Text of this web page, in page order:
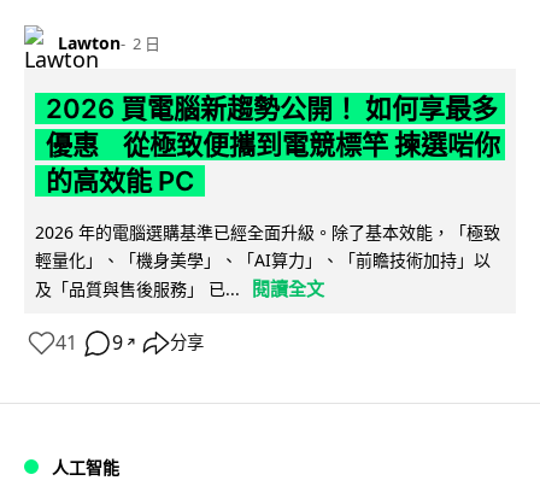
Lawton 2 日
2026 買電腦新趨勢公開！ 如何享最多
優惠 從極致便攜到電競標竿 揀選啱你
的高效能 PC
2026 年的電腦選購基準已經全面升級。除了基本效能，「極致
輕量化」、「機身美學」、「AI算力」、「前瞻技術加持」以
及「品質與售後服務」 已...
閱讀全文
41 9 ↗ 分享
人工智能